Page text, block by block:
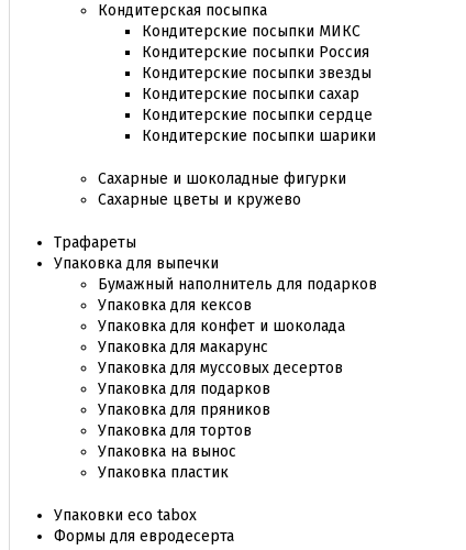
Кондитерская посыпка
Кондитерские посыпки МИКС
Кондитерские посыпки Россия
Кондитерские посыпки звезды
Кондитерские посыпки сахар
Кондитерские посыпки сердце
Кондитерские посыпки шарики
Сахарные и шоколадные фигурки
Сахарные цветы и кружево
Трафареты
Упаковка для выпечки
Бумажный наполнитель для подарков
Упаковка для кексов
Упаковка для конфет и шоколада
Упаковка для макарунс
Упаковка для муссовых десертов
Упаковка для подарков
Упаковка для пряников
Упаковка для тортов
Упаковка на вынос
Упаковка пластик
Упаковки eco tabox
Формы для евродесерта